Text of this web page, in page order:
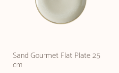
Sand Gourmet Flat Plate 25
cm